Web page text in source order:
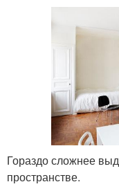
Гораздо сложнее
пространстве.